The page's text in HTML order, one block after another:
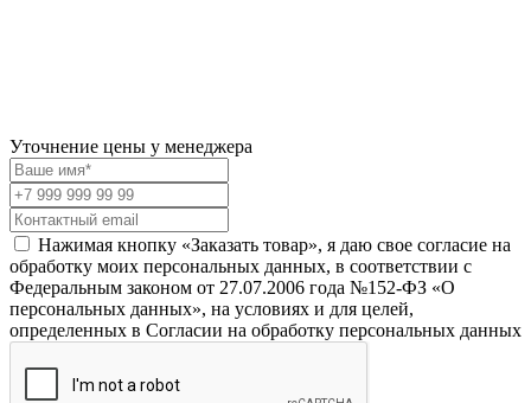
Уточнение цены у менеджера
Нажимая кнопку «Заказать товар», я даю свое согласие на
обработку моих персональных данных, в соответствии с
Федеральным законом от 27.07.2006 года №152-ФЗ «О
персональных данных», на условиях и для целей,
определенных в Согласии на обработку персональных данных